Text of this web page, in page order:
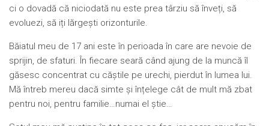
ci o dovadă că niciodată nu este prea târziu să înveți, să
evoluezi, să iți lărgești orizonturile.
Băiatul meu de 17 ani este în perioada în care are nevoie de
sprijin, de sfaturi. În fiecare seară când ajung de la muncă îl
găsesc concentrat cu căștile pe urechi, pierdut în lumea lui.
Mă întreb mereu dacă simte și înțelege cât de mult mă zbat
pentru noi, pentru familie…numai el știe…